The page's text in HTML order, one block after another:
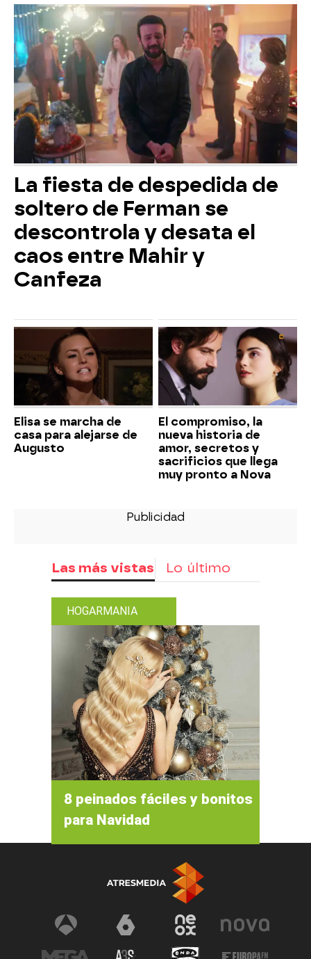
La fiesta de despedida de
soltero de Ferman se
descontrola y desata el
caos entre Mahir y
Canfeza
Elisa se marcha de
casa para alejarse de
Augusto
El compromiso, la
nueva historia de
amor, secretos y
sacrificios que llega
muy pronto a Nova
Las más vistas Lo último
HOGARMANIA
8 peinados fáciles y bonitos
para Navidad